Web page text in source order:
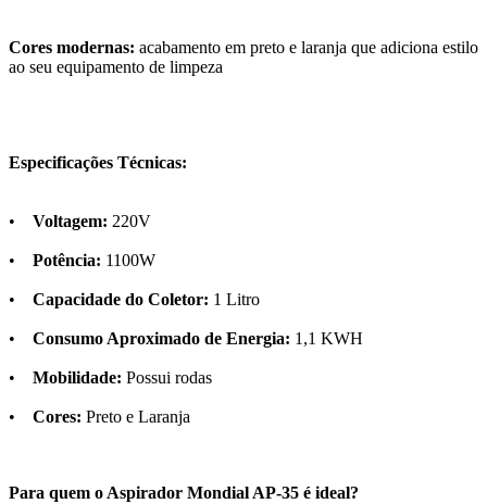
Cores modernas: acabamento em preto e laranja que adiciona estilo
ao seu equipamento de limpeza
Especificações Técnicas:
• Voltagem: 220V
• Potência: 1100W
• Capacidade do Coletor: 1 Litro
• Consumo Aproximado de Energia: 1,1 KWH
• Mobilidade: Possui rodas
• Cores: Preto e Laranja
Para quem o Aspirador Mondial AP-35 é ideal?